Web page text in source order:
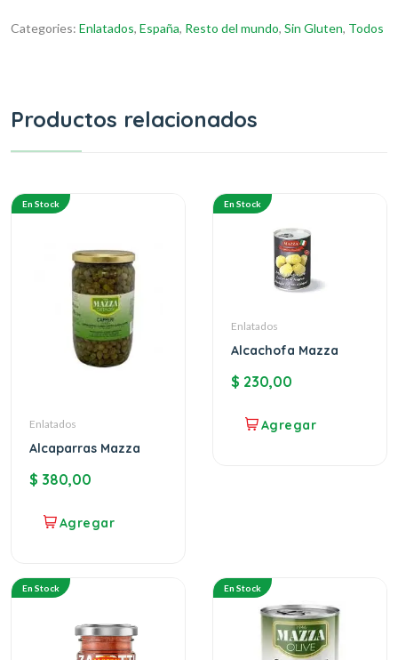
Categories: Enlatados, España, Resto del mundo, Sin Gluten, Todos
Productos relacionados
En Stock
Enlatados
Alcaparras Mazza
$ 380,00
En Stock
Enlatados
Alcachofa Mazza
$ 230,00
En Stock En Stock